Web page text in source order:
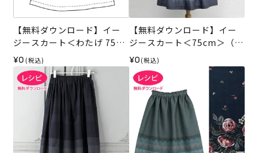
【無料ダウンロード】イー
ジースカート＜わたげ 75c
m＞（レシピ）
¥0 (税込)
【無料ダウンロード】イー
ジースカート＜75cm＞（レ
シピ）
¥0 (税込)